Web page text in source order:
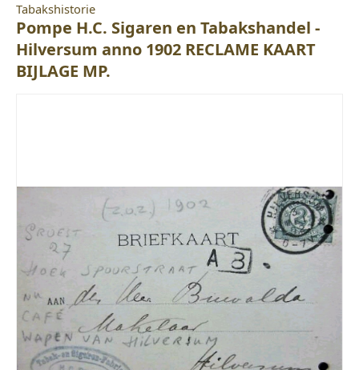
Tabakshistorie
Pompe H.C. Sigaren en Tabakshandel -
Hilversum anno 1902 RECLAME KAART
BIJLAGE MP.